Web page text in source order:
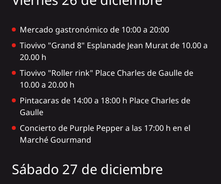
Mercado gastronómico de 10:00 a 20:00
Tiovivo "Grand 8" Esplanade Jean Murat de 10.00 a
20.00 h
Tiovivo "Roller rink" Place Charles de Gaulle de
10.00 a 20.00 h
Pintacaras de 14:00 a 18:00 h Place Charles de
Gaulle
Concierto de Purple Pepper a las 17:00 h en el
Marché Gourmand
Sábado 27 de diciembre